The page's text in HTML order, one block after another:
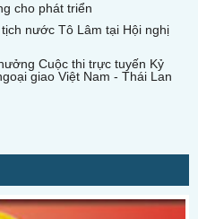
cho phát triển
nước Tô Lâm tại Hội nghị
Cuộc thi trực tuyến Kỷ
giao Việt Nam - Thái Lan